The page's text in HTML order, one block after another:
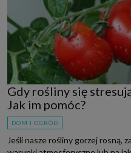
Gdy rośliny się
Jak im pomóc?
DOM I OGRÓD
Jeśli nasze rośliny gorzej rosną,